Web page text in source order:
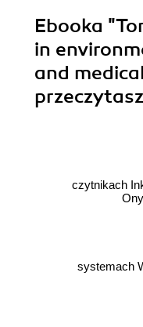
Ebooka
in
and
czytnikach
systemach